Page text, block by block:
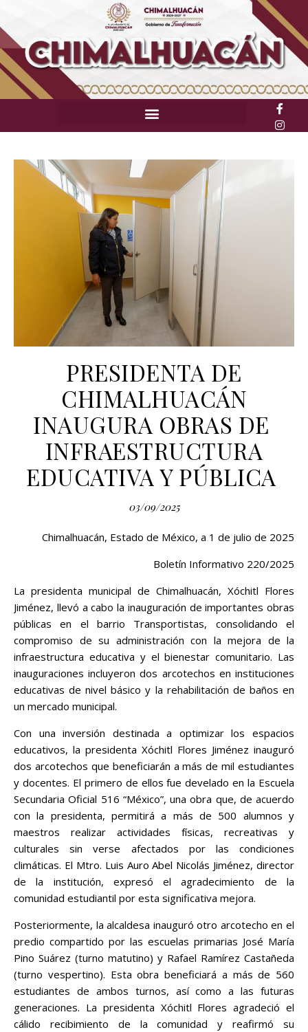
PRESIDENTA DE
CHIMALHUACÁN
INAUGURA OBRAS DE
INFRAESTRUCTURA
EDUCATIVA Y PÚBLICA
03/09/2025
Chimalhuacán, Estado de México, a 1 de julio de 2025
Boletín Informativo 220/2025
La presidenta municipal de Chimalhuacán, Xóchitl Flores
Jiménez, llevó a cabo la inauguración de importantes obras
públicas en el barrio Transportistas, consolidando el
compromiso de su administración con la mejora de la
infraestructura educativa y el bienestar comunitario. Las
inauguraciones incluyeron dos arcotechos en instituciones
educativas de nivel básico y la rehabilitación de baños en
un mercado municipal.
Con una inversión destinada a optimizar los espacios
educativos, la presidenta Xóchitl Flores Jiménez inauguró
dos arcotechos que beneficiarán a más de mil estudiantes
y docentes. El primero de ellos fue develado en la Escuela
Secundaria Oficial 516 “México”, una obra que, de acuerdo
con la presidenta, permitirá a más de 500 alumnos y
maestros realizar actividades físicas, recreativas y
culturales sin verse afectados por las condiciones
climáticas. El Mtro. Luis Auro Abel Nicolás Jiménez, director
de la institución, expresó el agradecimiento de la
comunidad estudiantil por esta significativa mejora.
Posteriormente, la alcaldesa inauguró otro arcotecho en el
predio compartido por las escuelas primarias José María
Pino Suárez (turno matutino) y Rafael Ramírez Castañeda
(turno vespertino). Esta obra beneficiará a más de 560
estudiantes de ambos turnos, así como a las futuras
generaciones. La presidenta Xóchitl Flores agradeció el
cálido recibimiento de la comunidad y reafirmó su